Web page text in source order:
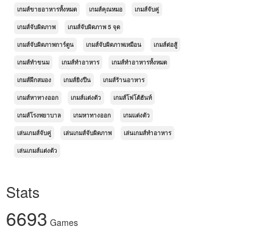
เกมส์ขายอาหารทั้งหมด เกมส์คุณหมอ เกมส์จับคู่
เกมส์จับผิดภาพ เกมส์จับผิดภาพ 5 จุด
เกมส์จับผิดภาพการ์ตูน เกมส์จับผิดภาพเหมือน เกมส์ต่อสู้
เกมส์ทำขนม เกมส์ทำอาหาร เกมส์ทำอาหารทั้งหมด
เกมส์ฝึกสมอง เกมส์ยิงปืน เกมส์ร้านอาหาร
เกมส์หาทางออก เกมส์แต่งตัว เกมส์โฟโต้ฮันท์
เกมส์โรงพยาบาล เกมหาทางออก เกมแต่งตัว
เล่นเกมส์จับคู่ เล่นเกมส์จับผิดภาพ เล่นเกมส์ทำอาหาร
เล่นเกมส์แต่งตัว
Stats
6693 Games